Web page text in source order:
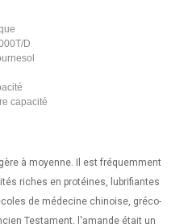
D
capacité
à moyenne. Il est fréquemment
riches en protéines, lubrifiantes
de médecine chinoise, gréco-
Testament, l'amande était un